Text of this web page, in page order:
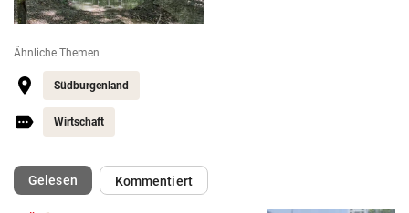
Ähnliche Themen
Südburgenland
Wirtschaft
Gelesen(ausgewählt)Kommentiert